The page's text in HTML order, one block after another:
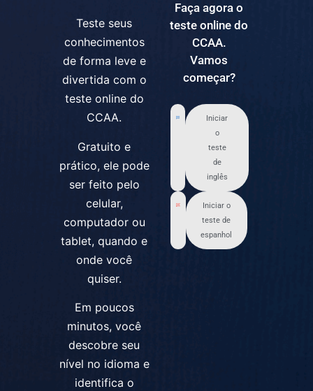
Teste seus
conhecimentos
de forma leve e
divertida com o
teste online do
CCAA.
Gratuito e
prático, ele pode
ser feito pelo
celular,
computador ou
tablet, quando e
onde você
quiser.
Em poucos
minutos, você
descobre seu
nível no idioma e
identifica o
Faça agora o
teste online do
CCAA.
Vamos
começar?
Iniciar
o
teste
de
inglês
Iniciar o
teste de
espanhol